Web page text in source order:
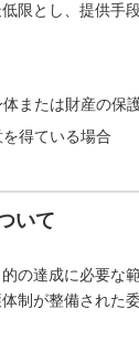
限とし、提供手
または財産の保
得ている場合
いて
の達成に必要な
制が整備された